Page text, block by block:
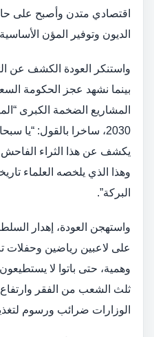
اقتصادي متدن وأصبح على
الديون وتوفير المؤن
واستنكر العودة الكشف عن
بينما نشهد عجز الحكومة
المشاريع الضخمة الكبرى
2030، ساخرا بالقول: “يا
يكشف عن هذا الثراء الفاحش
وهذا الذي يلخصه العلماء
البركة”.
واستهجن العودة، إهدار
على لاعبين رياضين وحفلات
وهمية، حتى باتوا لا
ثلث الشعب من الفقر
الوزارات ضرائب ورسوم